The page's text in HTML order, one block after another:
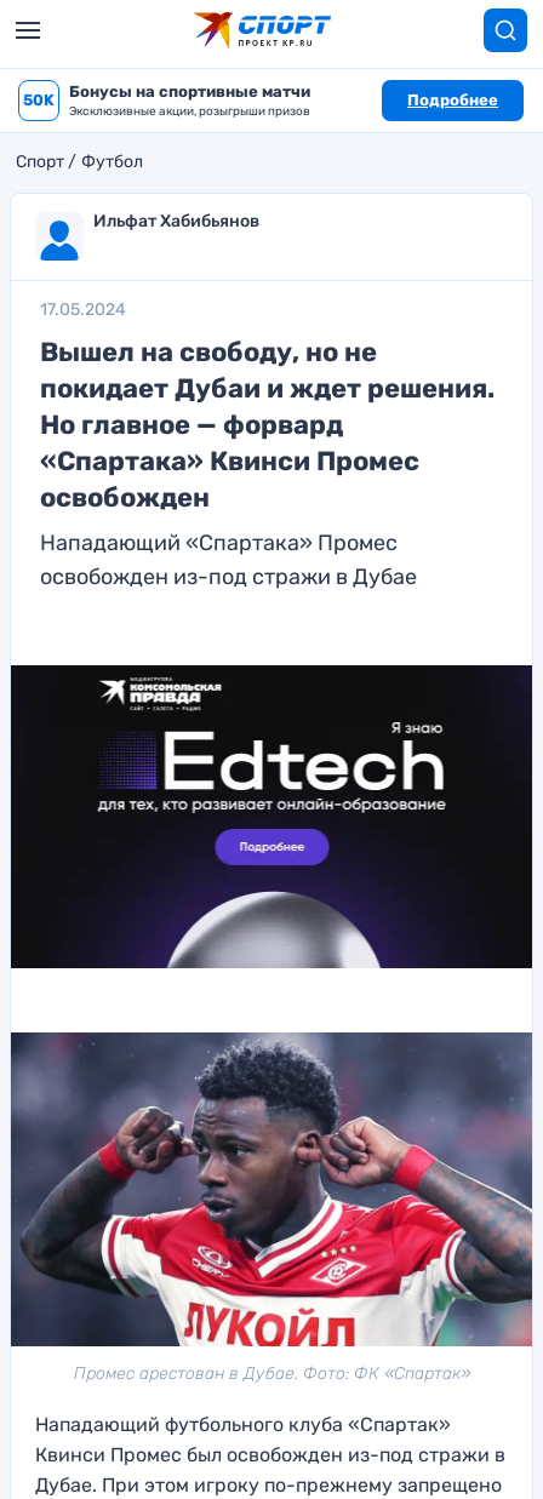
50K Бонусы на спортивные матчи
Эксклюзивные акции, розыгрыши призов
Подробнее
Спорт Футбол
Ильфат Хабибьянов
17.05.2024
Вышел на свободу, но не
покидает Дубаи и ждет решения.
Но главное — форвард
«Спартака» Квинси Промес
освобожден
Нападающий «Спартака» Промес
освобожден из-под стражи в Дубае
Промес арестован в Дубае. Фото: ФК «Спартак»
Нападающий футбольного клуба «Спартак»
Квинси Промес был освобожден из-под стражи в
Дубае. При этом игроку по-прежнему запрещено